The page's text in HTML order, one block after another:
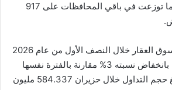
و2,718 قطعة أرض، فيما توزعت في باقي المحافظات على 917
وبلغ حجم التداول في سوق العقار خلال النصف الأول من عام 2026
نحو 3.042 مليار دينار، بانخفاض نسبته 3% مقارنة بالفترة نفسها
من عام 2025، فيما بلغ حجم التداول خلال حزيران 584.337 مليون